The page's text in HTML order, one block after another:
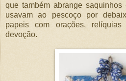
que também abrange
usavam ao pescoço por
papeis com orações,
devoção.